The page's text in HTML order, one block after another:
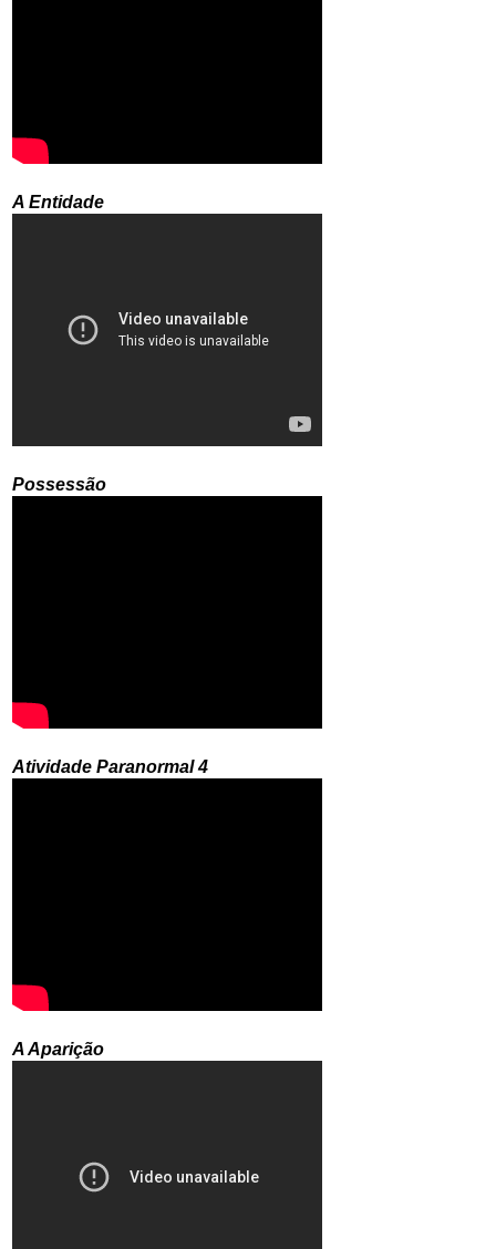
A Entidade
Possessão
Atividade Paranormal 4
A Aparição